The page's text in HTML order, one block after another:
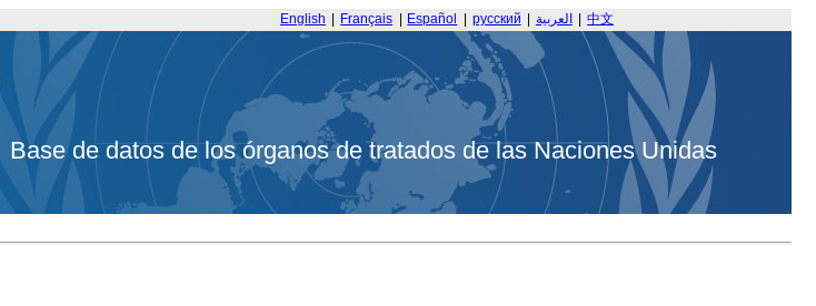
English Français Español русский العربية 中文
Base de datos de los órganos de tratados de las Naciones Unidas